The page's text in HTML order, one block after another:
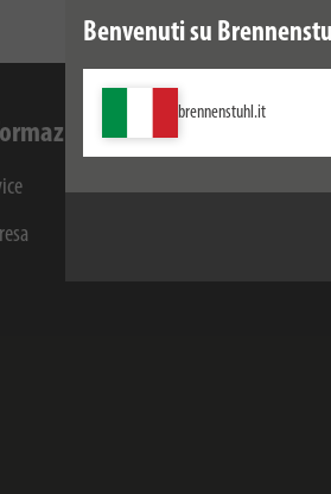
dei cookie. Per ulteriori
privacy.
Benvenuti su
brennenstuhl.it
Rivenditori e
B2B Portal